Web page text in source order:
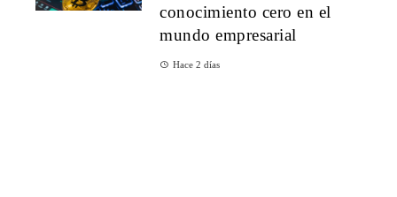
conocimiento cero en el
mundo empresarial
Hace 2 días